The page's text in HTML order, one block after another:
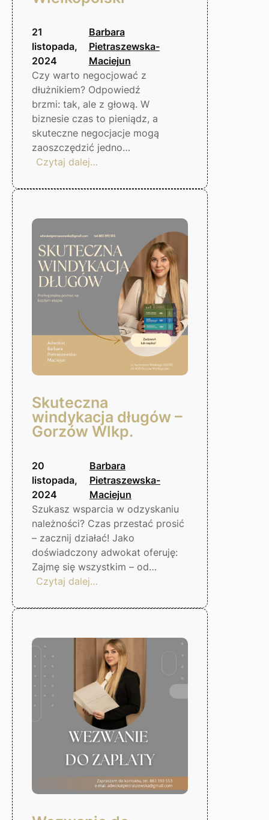
21
listopada,
2024
Barbara
Pietraszewska-
Maciejun
Czy warto negocjować z
dłużnikiem? Odpowiedź
brzmi: tak, ale z głową. W
biznesie czas to pieniądz, a
skuteczne negocjacje mogą
zaoszczędzić jedno…
Czytaj dalej…
z
–
czy
warto?
Gorzów
Wielkopolski
Skuteczna
windykacja długów –
Gorzów Wlkp.
20
listopada,
2024
Barbara
Pietraszewska-
Maciejun
Szukasz wsparcia w odzyskaniu
należności? Czas przestać prosić
– zacznij działać! Jako
doświadczony adwokat oferuję:
Zajmę się wszystkim – od…
Czytaj dalej…
windykacja
–
Gorzów
Wlkp.